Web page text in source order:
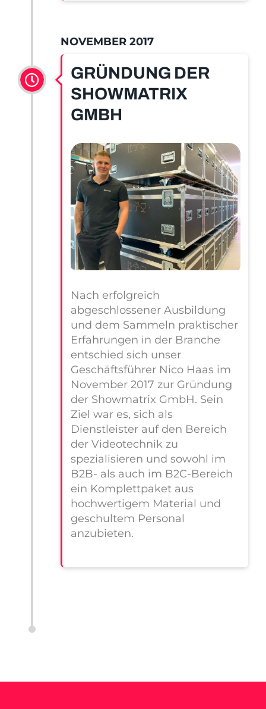
NOVEMBER 2017
GRÜNDUNG DER
SHOWMATRIX
GMBH
Nach erfolgreich
abgeschlossener Ausbildung
und dem Sammeln praktischer
Erfahrungen in der Branche
entschied sich unser
Geschäftsführer Nico Haas im
November 2017 zur Gründung
der Showmatrix GmbH. Sein
Ziel war es, sich als
Dienstleister auf den Bereich
der Videotechnik zu
spezialisieren und sowohl im
B2B- als auch im B2C-Bereich
ein Komplettpaket aus
hochwertigem Material und
geschultem Personal
anzubieten.